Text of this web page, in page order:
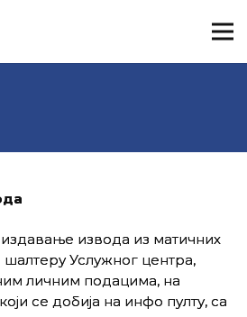
издавање извода из матичних
шалтеру Услужног центра,
личним подацима, на
се добија на инфо пулту, са